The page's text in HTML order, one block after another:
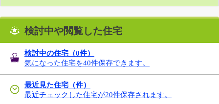
検討中や閲覧した住宅
検討中の住宅（0件）
気になった住宅を40件保存できます。
最近見た住宅（件）
最近チェックした住宅が20件保存されます。